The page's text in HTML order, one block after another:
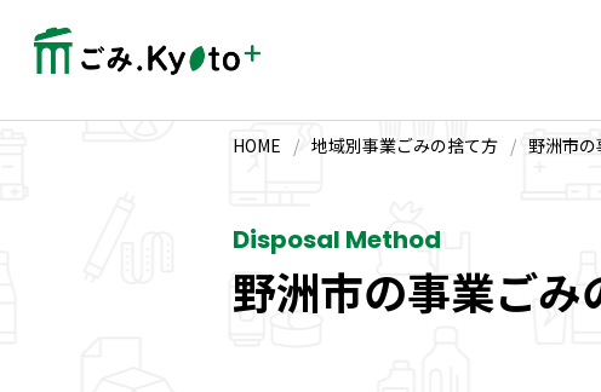
HOME / 地域別事業ごみの捨て方 / 野洲市
Disposal Method
野洲市の事業ごみ